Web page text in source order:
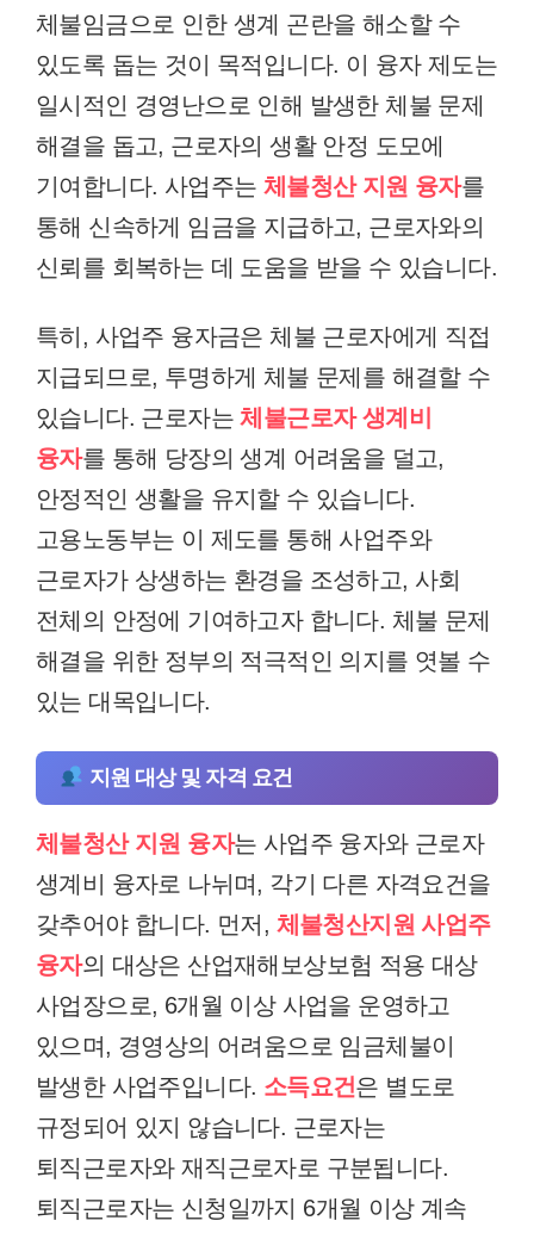
체불임금으로 인한 생계 곤란을 해소할 수
있도록 돕는 것이 목적입니다. 이 융자 제도는
일시적인 경영난으로 인해 발생한 체불 문제
해결을 돕고, 근로자의 생활 안정 도모에
기여합니다. 사업주는 체불청산 지원 융자를
통해 신속하게 임금을 지급하고, 근로자와의
신뢰를 회복하는 데 도움을 받을 수 있습니다.
특히, 사업주 융자금은 체불 근로자에게 직접
지급되므로, 투명하게 체불 문제를 해결할 수
있습니다. 근로자는체불근로자 생계비
융자를 통해 당장의 생계 어려움을 덜고,
안정적인 생활을 유지할 수 있습니다.
고용노동부는 이 제도를 통해 사업주와
근로자가 상생하는 환경을 조성하고, 사회
전체의 안정에 기여하고자 합니다. 체불 문제
해결을 위한 정부의 적극적인 의지를 엿볼 수
있는 대목입니다.
지원 대상 및 자격 요건
체불청산 지원 융자는 사업주 융자와 근로자
생계비 융자로 나뉘며, 각기 다른 자격요건을
갖추어야 합니다. 먼저, 체불청산지원 사업주
융자의 대상은 산업재해보상보험 적용 대상
사업장으로, 6개월 이상 사업을 운영하고
있으며, 경영상의 어려움으로 임금체불이
발생한 사업주입니다. 소득요건은 별도로
규정되어 있지 않습니다. 근로자는
퇴직근로자와 재직근로자로 구분됩니다.
퇴직근로자는 신청일까지 6개월 이상 계속